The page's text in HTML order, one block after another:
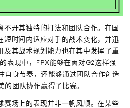
不开其独特的打法和团队合作。在国
短时间内适应对手的战术变化，并迅
及其战术规划能力也在其中发挥了重
表现中，FPX能够在面对G2这样强
自身节奏，还能够通过团队合作创造
的团队协作赢得了比赛。
赛场上的表现并非一帆风顺。在某些